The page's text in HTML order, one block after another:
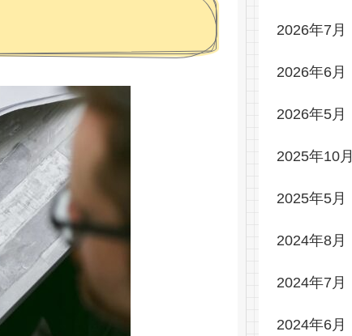
2026年7月
2026年6月
2026年5月
2025年10月
2025年5月
2024年8月
2024年7月
2024年6月